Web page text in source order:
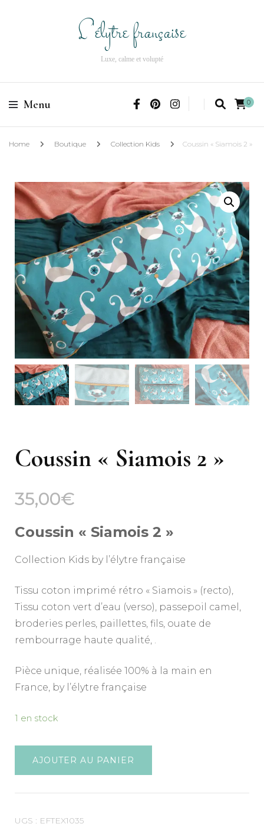
L'élytre française
Luxe, calme et volupté
Menu 0
Home Boutique Collection Kids Coussin « Siamois 2 »
Coussin « Siamois 2 »
35,00€
Coussin « Siamois 2 »
Collection Kids by l’élytre française
Tissu coton imprimé rétro « Siamois » (recto),
Tissu coton vert d’eau (verso), passepoil camel,
broderies perles, paillettes, fils, ouate de
rembourrage haute qualité, .
Pièce unique, réalisée 100% à la main en
France, by l’élytre française
1 en stock
AJOUTER AU PANIER
UGS : EFTEX1035